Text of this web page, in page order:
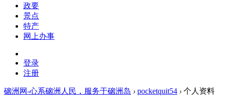
政要
景点
特产
网上办事
登录
注册
硇洲网-心系硇洲人民，服务于硇洲岛 › pocketquit54 › 个人资料